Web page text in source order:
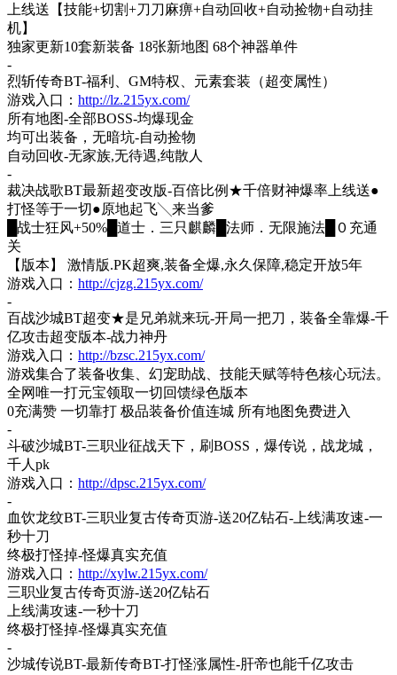
上线送【技能+切割+刀刀麻痹+自动回收+自动捡物+自动挂
机】
独家更新10套新装备 18张新地图 68个神器单件
-
烈斩传奇BT-福利、GM特权、元素套装（超变属性）
游戏入口： http://lz.215yx.com/
所有地图-全部BOSS-均爆现金
均可出装备，无暗坑-自动捡物
自动回收-无家族,无待遇,纯散人
-
裁决战歌BT最新超变改版-百倍比例★千倍财神爆率上线送●
打怪等于一切●原地起飞╲来当爹
█战士狂风+50%█道士．三只麒麟█法师．无限施法█０充通
关
【版本】
激情版.PK超爽,装备全爆,永久保障,稳定开放5年
游戏入口： http://cjzg.215yx.com/
-
百战沙城BT超变★是兄弟就来玩-开局一把刀，装备全靠爆-千
亿攻击超变版本-战力神丹
游戏入口： http://bzsc.215yx.com/
游戏集合了装备收集、幻宠助战、技能天赋等特色核心玩法。
全网唯一打元宝领取一切回馈绿色版本
0充满赞 一切靠打 极品装备价值连城 所有地图免费进入
-
斗破沙城BT-三职业征战天下，刷BOSS，爆传说，战龙城，
千人pk
游戏入口： http://dpsc.215yx.com/
-
血饮龙纹BT-三职业复古传奇页游-送20亿钻石-上线满攻速-一
秒十刀
终极打怪掉-怪爆真实充值
游戏入口： http://xylw.215yx.com/
三职业复古传奇页游-送20亿钻石
上线满攻速-一秒十刀
终极打怪掉-怪爆真实充值
-
沙城传说BT-最新传奇BT-打怪涨属性-肝帝也能千亿攻击